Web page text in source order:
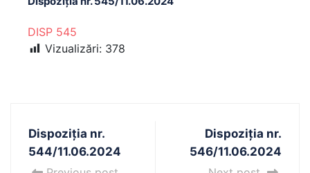
DISP 545
Vizualizări: 378
Dispoziția nr.
544/11.06.2024
Dispoziția nr.
546/11.06.2024